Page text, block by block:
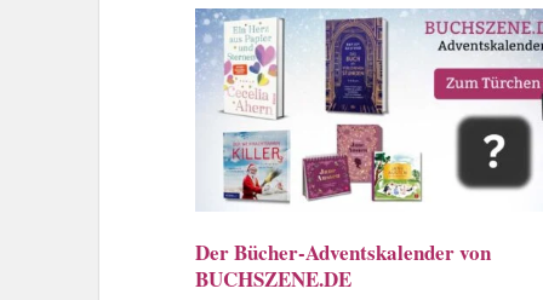
Der Bücher-Adventskalender von
BUCHSZENE.DE